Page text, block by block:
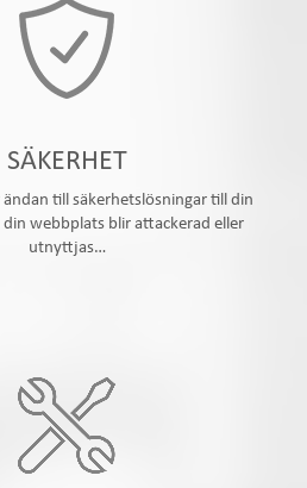
SÄKERHET
till säkerhetslösningar till din
webbplats blir attackerad eller
utnyttjas…